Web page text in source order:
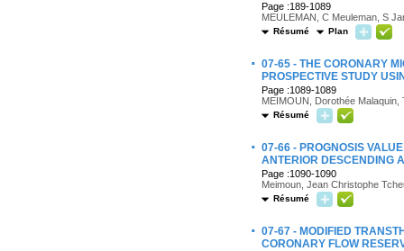
Page :189-1089
MEULEMAN, C Meuleman, S
Résumé Plan
· 07-65 - THE CORONARY
PROSPECTIVE STUDY
Page :1089-1089
MEIMOUN, Dorothée
Résumé
· 07-66 - PROGNOSIS
ANTERIOR DESCENDING
Page :1090-1090
Meimoun, Jean Christophe
Résumé
· 07-67 - MODIFIED
CORONARY FLOW